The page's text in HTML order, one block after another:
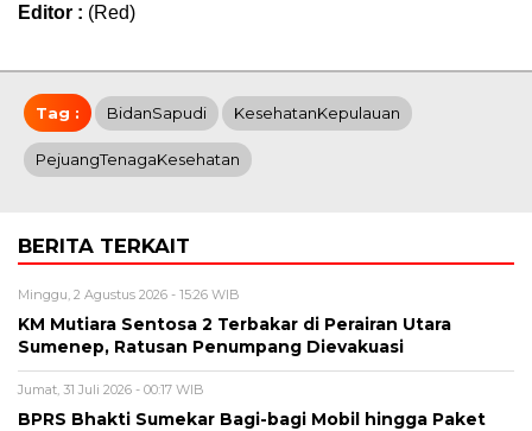
Editor : (Red)
Tag : BidanSapudi KesehatanKepulauan
PejuangTenagaKesehatan
BERITA TERKAIT
Minggu, 2 Agustus 2026 - 15:26 WIB
KM Mutiara Sentosa 2 Terbakar di Perairan Utara
Sumenep, Ratusan Penumpang Dievakuasi
Jumat, 31 Juli 2026 - 00:17 WIB
BPRS Bhakti Sumekar Bagi-bagi Mobil hingga Paket